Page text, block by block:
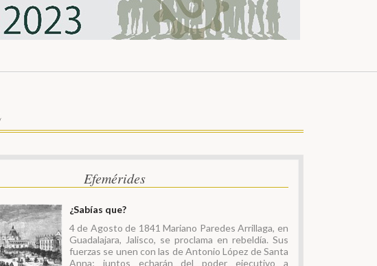
Efemérides
¿Sabías que?
4 de Agosto de 1841 Mariano Paredes Arrillaga, en
Guadalajara, Jalisco, se proclama en rebeldía. Sus
fuerzas se unen con las de Antonio López de Santa
Anna; juntos echarán del poder ejecutivo a